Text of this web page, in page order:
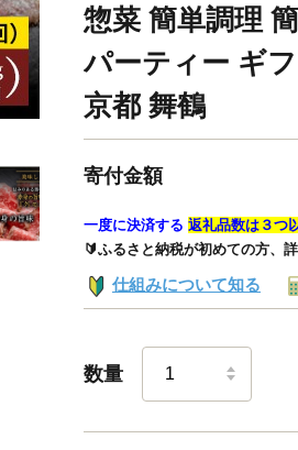
惣菜 簡単調理
パーティー ギ
京都 舞鶴
寄付金額
一度に決済する 返礼品数は３つ
🔰ふるさと納税が初めての方、
仕組みについて知る
数量